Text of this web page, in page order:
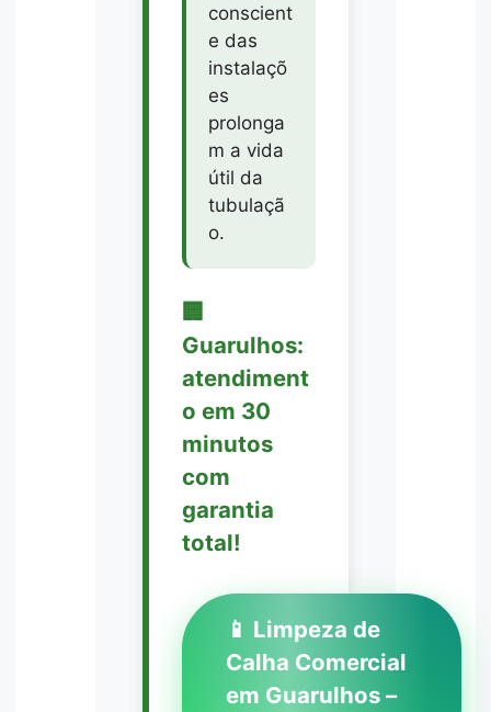
conscient
e das
instalaçõ
es
prolonga
m a vida
útil da
tubulaçã
o.
🏢
Guarulhos:
atendiment
o em 30
minutos
com
garantia
total!
📱 Limpeza de
Calha Comercial
em Guarulhos –